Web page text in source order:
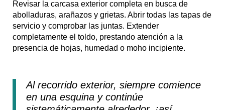
Revisar la carcasa exterior completa en busca de
abolladuras, arañazos y grietas. Abrir todas las tapas de
servicio y comprobar las juntas. Extender
completamente el toldo, prestando atención a la
presencia de hojas, humedad o moho incipiente.
Al recorrido exterior, siempre comience
en una esquina y continúe